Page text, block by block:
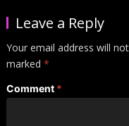
Leave a Reply
Your email address will
marked *
Comment *